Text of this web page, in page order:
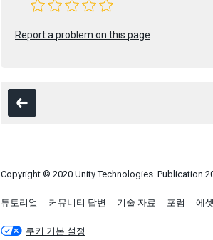
Report a problem on this page
Copyright © 2020 Unity Technologies. Publication
튜토리얼 커뮤니티 답변 기술 자료 포럼 에
쿠키 기본 설정